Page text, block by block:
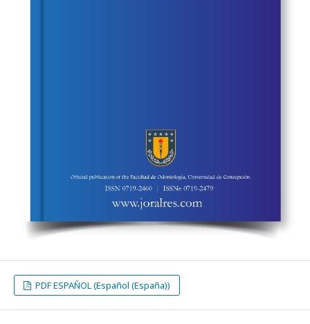
PDF ESPAÑOL (Español (España))